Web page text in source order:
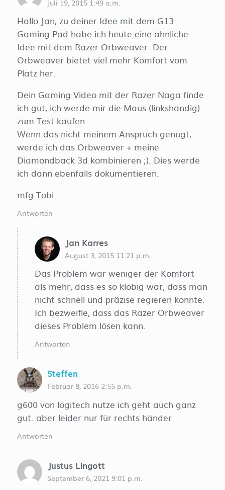
Juli 19, 2015 1:49 a.m.
Hallo Jan, zu deiner Idee mit dem G13
Gaming Pad habe ich heute eine ähnliche
Idee mit dem Razer Orbweaver. Der
Orbweaver bietet viel mehr Komfort vom
Platz her.
Dein Gaming Video mit der Razer Naga finde
ich gut, ich werde mir die Maus (linkshändig)
zum Test kaufen.
Wenn das nicht meinem Ansprüch genügt,
werde ich das Orbweaver + meine
Diamondback 3d kombinieren ;). Dies werde
ich dann ebenfalls dokumentieren.
mfg Tobi
Antworten
Jan Karres
August 3, 2015 11:21 p.m.
Das Problem war weniger der Komfort
als mehr, dass es so klobig war, dass man
nicht schnell und präzise regieren konnte.
Ich bezweifle, dass das Razer Orbweaver
dieses Problem lösen kann.
Antworten
Steffen
Februar 8, 2016 2:55 p.m.
g600 von logitech nutze ich geht auch ganz
gut. aber leider nur für rechts händer
Antworten
Justus Lingott
September 6, 2021 9:01 p.m.